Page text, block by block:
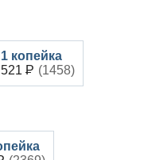
521 (1458)